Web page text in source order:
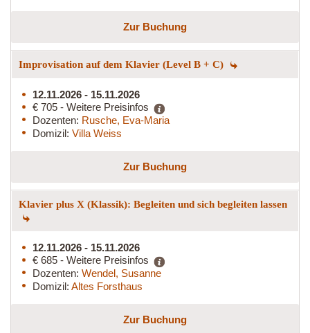
Zur Buchung
Improvisation auf dem Klavier (Level B + C)
12.11.2026 - 15.11.2026
€ 705 - Weitere Preisinfos
Dozenten: Rusche, Eva-Maria
Domizil: Villa Weiss
Zur Buchung
Klavier plus X (Klassik): Begleiten und sich begleiten lassen
12.11.2026 - 15.11.2026
€ 685 - Weitere Preisinfos
Dozenten: Wendel, Susanne
Domizil: Altes Forsthaus
Zur Buchung